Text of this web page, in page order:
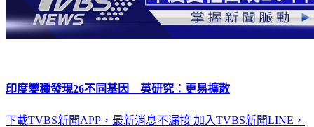
印度變種發現26不同基因 英研究：更易擴散
下載TVBS新聞APP，最新消息不漏接 加入TVBS新聞LINE，